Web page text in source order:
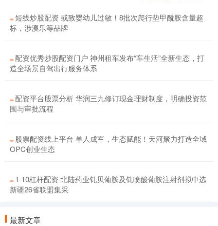
短线炒股配资 或致婴幼儿过敏！8批次爬行垫甲酰胺含量超
标，涉澳乐等品牌
配资优秀炒股配资门户 神州租车发布“车生活”全新生态，打
造全场景自驾出行服务体系
配资平台股票分析 华润三九修订现金理财制度，明确投资范
围与审批流程
股票配资线上平台 单人成军，生态赋能！天河聚力打造全域
OPC创业生态
1-10杠杆配资 北陆药业钆贝葡胺及钆喷酸葡胺注射剂拟中选
新疆26省联盟集采
最新文章